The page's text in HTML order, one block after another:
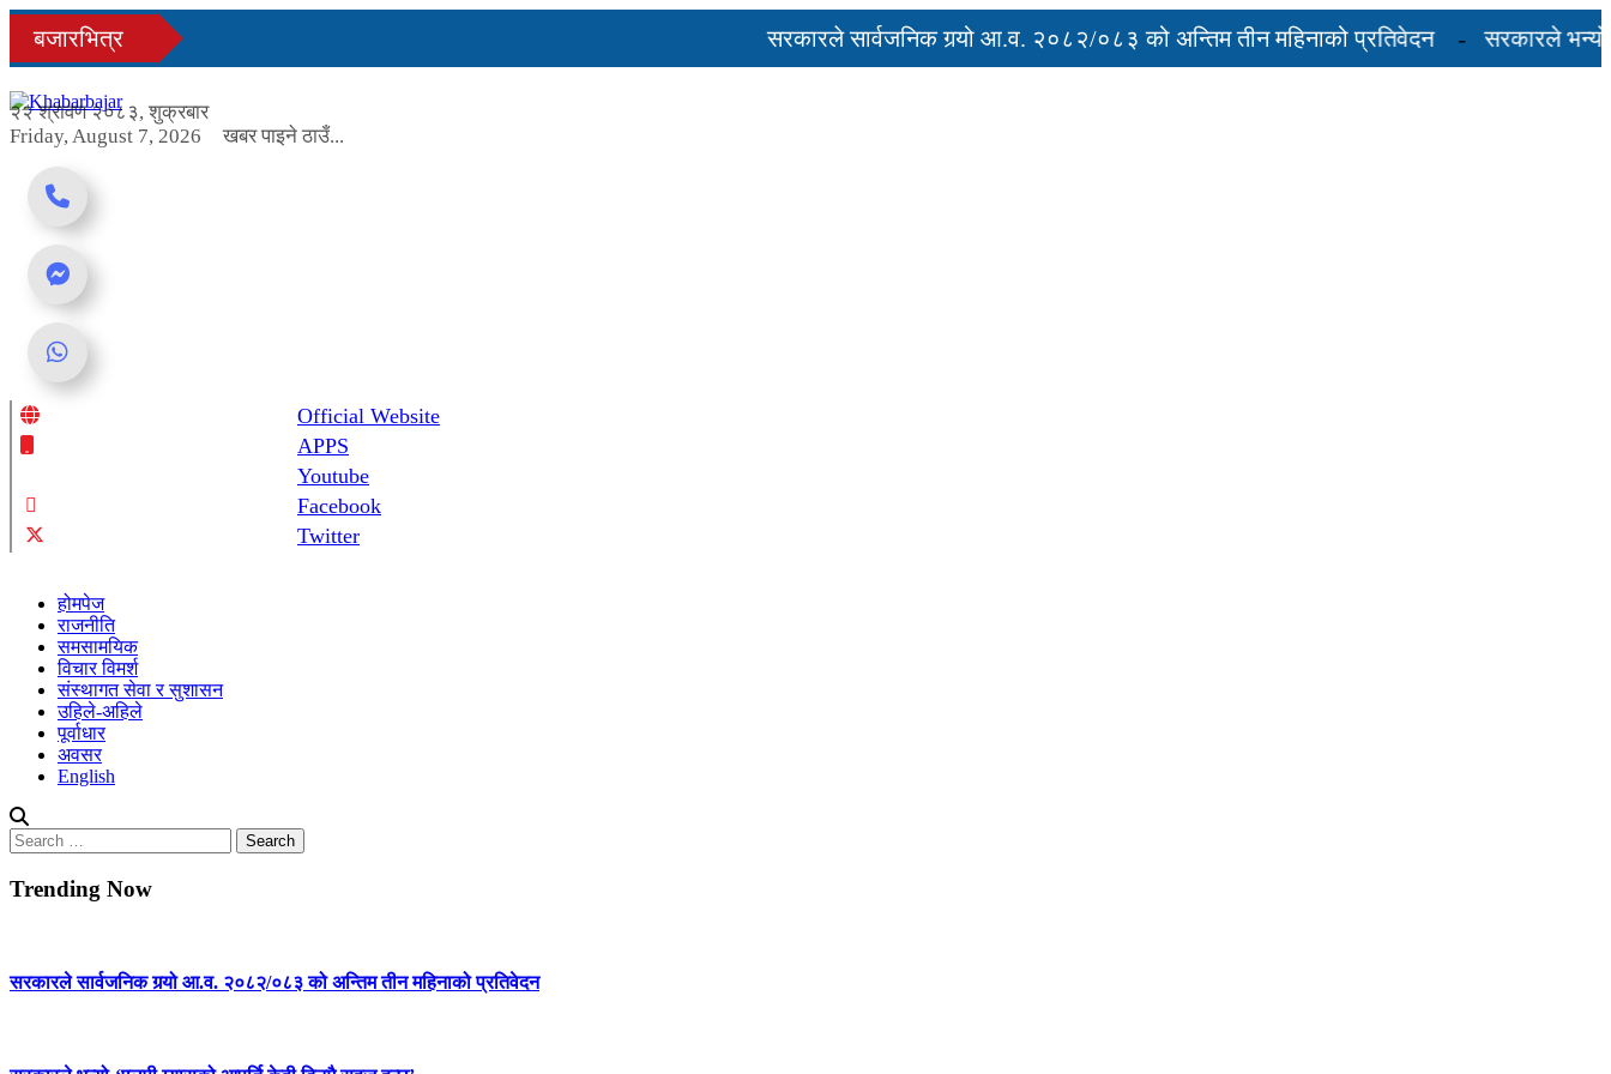
Skip
content
बजारभित्र सरकारले सार्वजनिक गर्‍यो आ.व. २०८२/०८३ को अन्तिम तीन महिनाको प्रतिवेदन
सरकारले भन्यो-
२२ श्रावण २०८३, शुक्रबार
Friday, August 7, 2026
खबर पाइने ठाउँ...
Online News Portal
Official Website
APPS
Youtube
Facebook
Twitter
होमपेज
राजनीति
समसामयिक
विचार विमर्श
संस्थागत सेवा र सुशासन
उहिले-अहिले
पूर्वाधार
अवसर
English
Search
for:
Trending Now
सरकारले सार्वजनिक गर्‍यो आ.व. २०८२/०८३ को अन्तिम तीन महिनाको प्रतिवेदन